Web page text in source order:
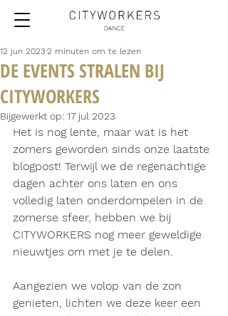
DE EVENTS STRALEN BIJ
CITYWORKERS
12 jun 2023 2 minuten om te lezen
Bijgewerkt op: 17 jul 2023
Het is nog lente, maar wat is het
zomers geworden sinds onze laatste
blogpost! Terwijl we de regenachtige
dagen achter ons laten en ons
volledig laten onderdompelen in de
zomerse sfeer, hebben we bij
CITYWORKERS nog meer geweldige
nieuwtjes om met je te delen.
Aangezien we volop van de zon
genieten, lichten we deze keer een